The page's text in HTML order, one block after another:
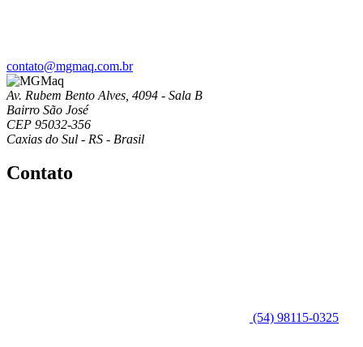
contato@mgmaq.com.br
Av. Rubem Bento Alves, 4094 - Sala B
Bairro São José
CEP 95032-356
Caxias do Sul - RS - Brasil
Contato
(54) 98115-0325